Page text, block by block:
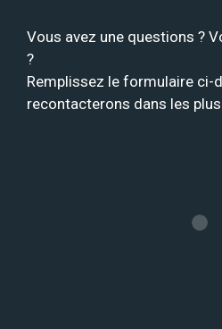
Vous avez une questions ?
?
Remplissez le formulaire ci-
recontacterons dans les